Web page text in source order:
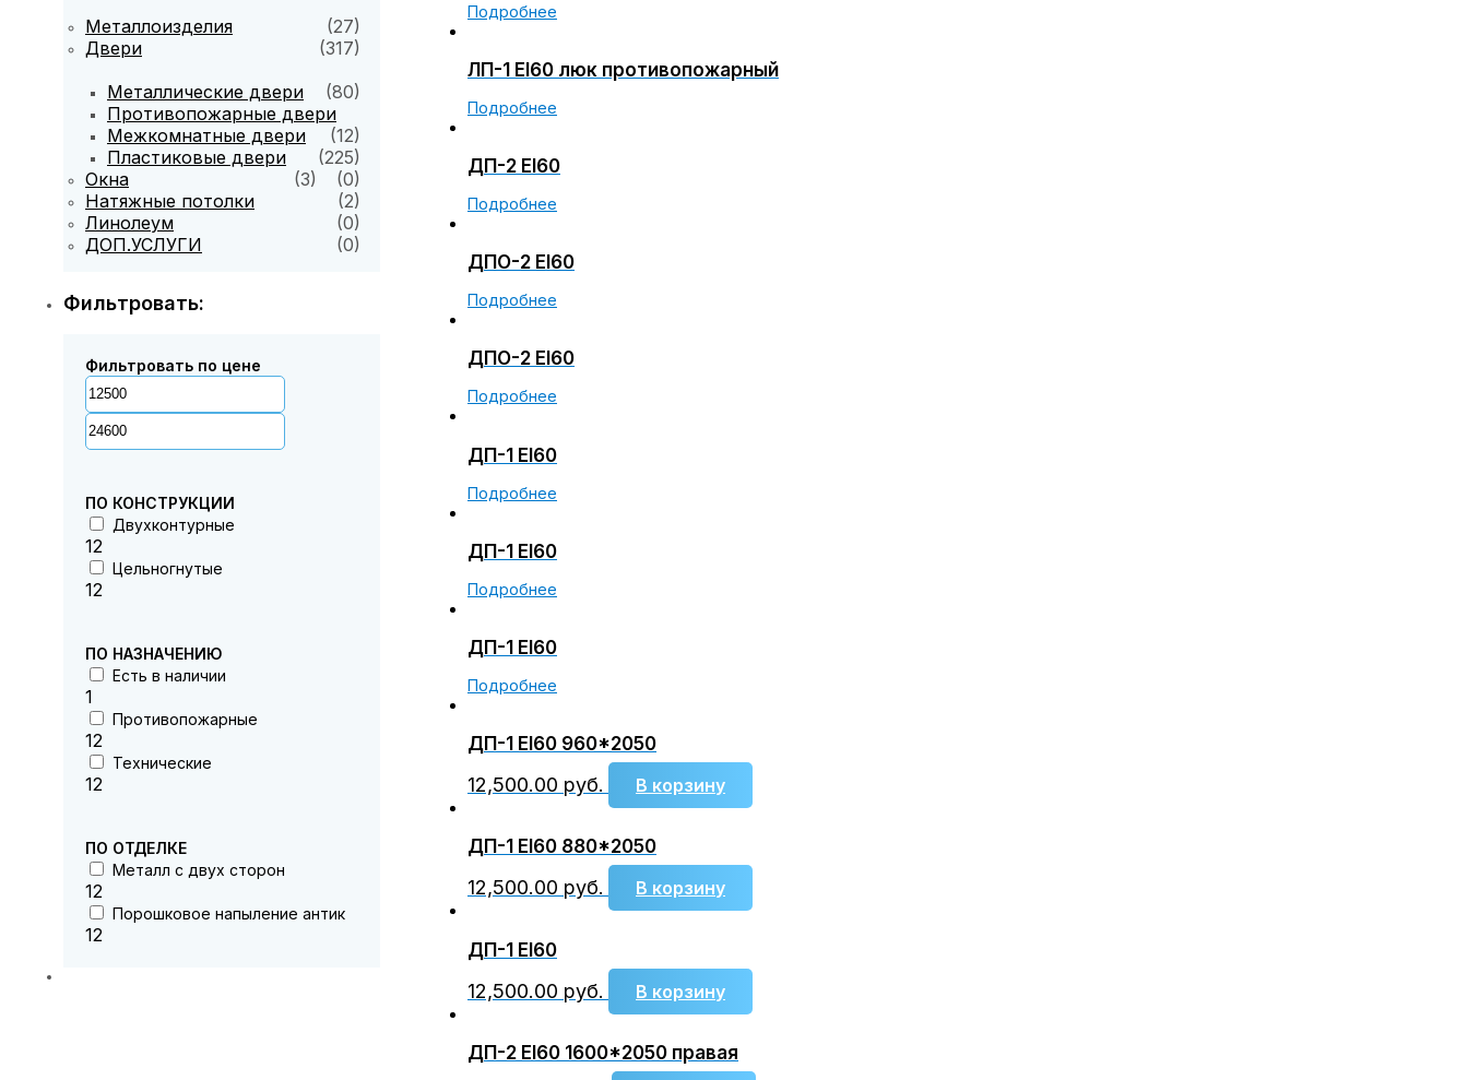
Подробнее
ЛП-1 EI60 люк противопожарный
Подробнее
ДП-2 EI60
Подробнее
ДПО-2 EI60
Подробнее
ДПО-2 EI60
Подробнее
ДП-1 EI60
Подробнее
ДП-1 EI60
Подробнее
ДП-1 EI60
Подробнее
ДП-1 EI60 960*2050
12,500.00 руб. В корзину
ДП-1 EI60 880*2050
12,500.00 руб. В корзину
ДП-1 EI60
12,500.00 руб. В корзину
ДП-2 EI60 1600*2050 правая
Металлоизделия
(27)
Двери
(317)
Металлические двери
(80)
Противопожарные двери
(12)
Межкомнатные двери
(225)
Пластиковые двери
(0)
Окна
(3)
Натяжные потолки
(2)
Линолеум
(0)
ДОП.УСЛУГИ
(0)
Фильтровать:
Фильтровать по цене
ПО КОНСТРУКЦИИ
Двухконтурные
12
Цельногнутые
12
ПО НАЗНАЧЕНИЮ
Есть в наличии
1
Противопожарные
12
Технические
12
ПО ОТДЕЛКЕ
Металл с двух сторон
12
Порошковое напыление антик
12